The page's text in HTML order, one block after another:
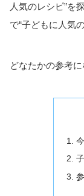
人気のレシピ”を
で“子どもに人気
どなたかの参考に